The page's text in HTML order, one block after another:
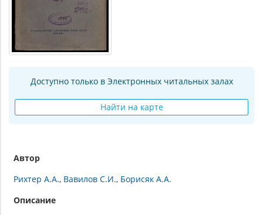
Доступно только в Электронных читальных залах
Найти на карте
Автор
Рихтер А.А. Вавилов С.И. Борисяк А.А.
Описание